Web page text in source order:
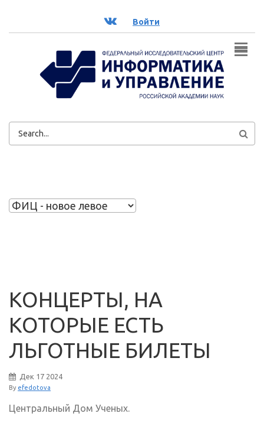
ВК Войти
ФОРМА
КОНЦЕРТЫ, НА
КОТОРЫЕ ЕСТЬ
ЛЬГОТНЫЕ БИЛЕТЫ
Дек 17 2024
By efedotova
Центральный Дом Ученых.